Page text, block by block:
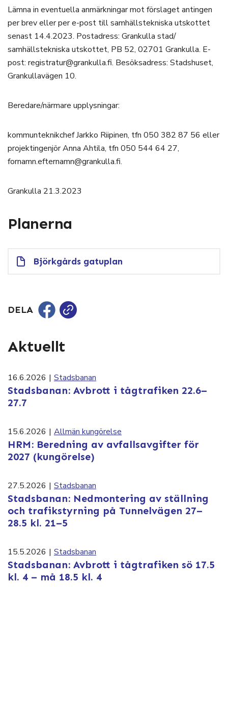
Lämna in eventuella anmärkningar mot förslaget antingen
per brev eller per e-post till samhällstekniska utskottet
senast 14.4.2023. Postadress: Grankulla stad/
samhällstekniska utskottet, PB 52, 02701 Grankulla. E-
post: registratur@grankulla.fi. Besöksadress: Stadshuset,
Grankullavägen 10.
Beredare/närmare upplysningar:
kommunteknikchef Jarkko Riipinen, tfn 050 382 87 56 eller
projektingenjör Anna Ahtila, tfn 050 544 64 27,
fornamn.efternamn@grankulla.fi.
Grankulla 21.3.2023
Planerna
Björkgårds gatuplan
DELA
Aktuellt
16.6.2026 | Stadsbanan
Stadsbanan: Avbrott i tågtrafiken 22.6–
27.7
15.6.2026 | Allmän kungörelse
HRM: Beredning av avfallsavgifter för
2027 (kungörelse)
27.5.2026 | Stadsbanan
Stadsbanan: Nedmontering av ställning
och trafikstyrning på Tunnelvägen 27–
28.5 kl. 21–5
15.5.2026 | Stadsbanan
Stadsbanan: Avbrott i tågtrafiken sö 17.5
kl. 4 – må 18.5 kl. 4